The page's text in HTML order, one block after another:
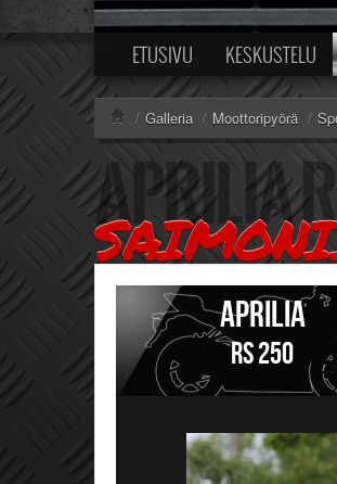
ETUSIVU KESKUSTELU
/ Galleria / Moottoripyörä /
Aprilia
RS 250